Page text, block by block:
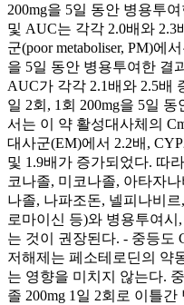
200mg을 5일 동안 병용투
및 AUC는 각각 2.0배와
군(poor metaboliser, PM)에
을 5일 동안 병용투여한 결
AUC가 각각 2.1배와 2.5배
일 2회, 1회 200mg을 5일
서는 이 약 활성대사체의
대사군(EM)에서 2.2배,
및 1.9배가 증가되었다. 따
코나졸, 미코나졸, 아타자
나졸, 나파조돈, 넬피나비
로마이신 등)와 병용투여
는 것이 권장된다. - 중등도
저해제는 페소테로딘의 약
는 영향을 미치지 않는다.
졸 200mg 1일 2회로 이틀